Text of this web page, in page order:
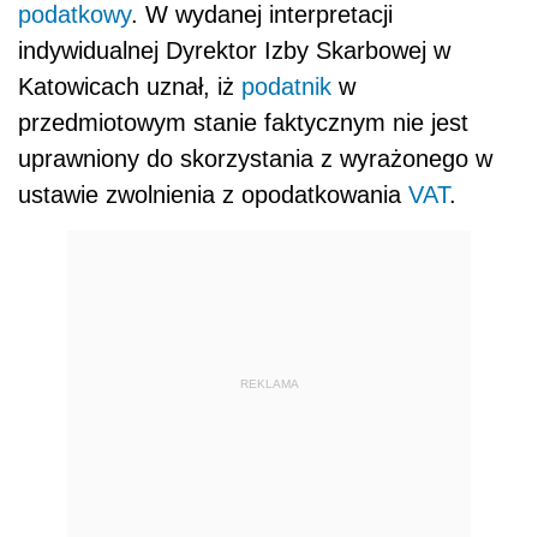
podatkowy. W wydanej interpretacji
indywidualnej Dyrektor Izby Skarbowej w
Katowicach uznał, iż podatnik w
przedmiotowym stanie faktycznym nie jest
uprawniony do skorzystania z wyrażonego w
ustawie zwolnienia z opodatkowania VAT.
REKLAMA